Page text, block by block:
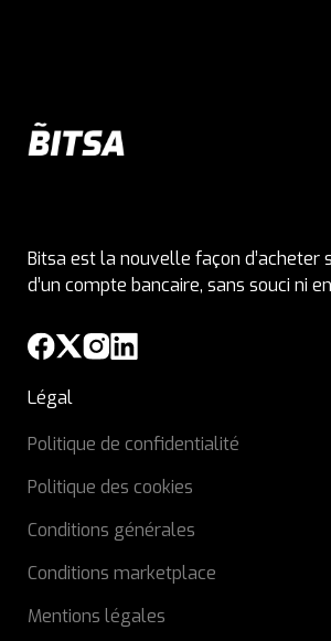
Bitsa est la nouvelle façon d’acheter
d’un compte bancaire, sans souci ni
Légal
Politique de confidentialité
Politique des cookies
Conditions générales
Conditions marketplace
Mentions légales